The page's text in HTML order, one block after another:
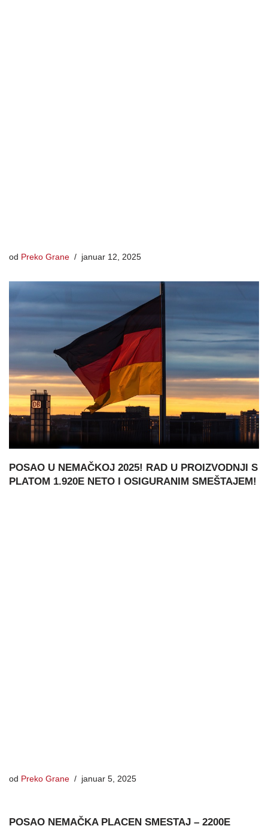
od Preko Grane januar 12, 2025
POSAO U NEMAČKOJ 2025! RAD U PROIZVODNJI S
PLATOM 1.920E NETO I OSIGURANIM SMEŠTAJEM!
od Preko Grane januar 5, 2025
POSAO NEMAČKA PLACEN SMESTAJ – 2200E